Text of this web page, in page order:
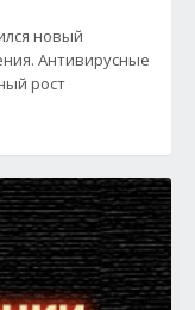
новый
Антивирусные
рост